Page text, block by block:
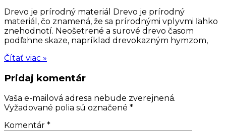
Drevo je prírodný materiál Drevo je prírodný
materiál, čo znamená, že sa prírodnými vplyvmi ľahko
znehodnotí. Neošetrené a surové drevo časom
podľahne skaze, napríklad drevokazným hymzom,
Čítať viac »
Pridaj komentár
Vaša e-mailová adresa nebude zverejnená.
Vyžadované polia sú označené *
Komentár *